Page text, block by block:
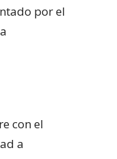
por el
con el
a